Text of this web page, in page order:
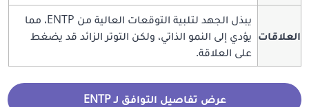
العلاقات
يبذل الجهد لتلبية التوقعات العالية من ENTP، مما
يؤدي إلى النمو الذاتي، ولكن التوتر الزائد قد يضغط
على العلاقة.
عرض تفاصيل التوافق لـ ENTP